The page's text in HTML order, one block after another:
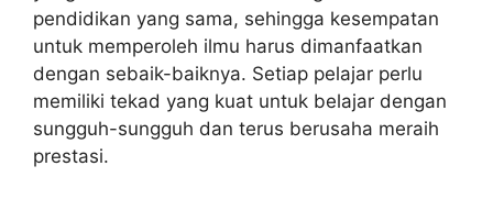
pendidikan yang sama, sehingga kesempatan
untuk memperoleh ilmu harus dimanfaatkan
dengan sebaik-baiknya. Setiap pelajar perlu
memiliki tekad yang kuat untuk belajar dengan
sungguh-sungguh dan terus berusaha meraih
prestasi.